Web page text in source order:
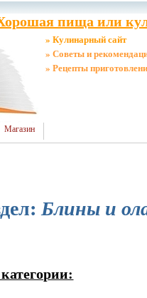
пища или
» Кулинарный сайт
» Советы и
» Рецепты
Магазин
Блины и